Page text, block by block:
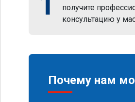
получите
консультацию у
Почему нам